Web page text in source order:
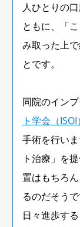
人ひとりの
ともに、「
み取った上
とです。
同院のインプ
ト学会（ISOI）
手術を行い
ト治療」を
置はもちろ
るのだそうで
日々進歩す